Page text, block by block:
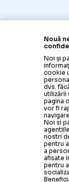
Nouă
Noi și
cookie
dvs.
utilizării
pagina
vor fi
Noi si
nostri
pentru
a
afisate
pentru